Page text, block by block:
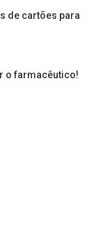
de cartões para
o farmacêutico!